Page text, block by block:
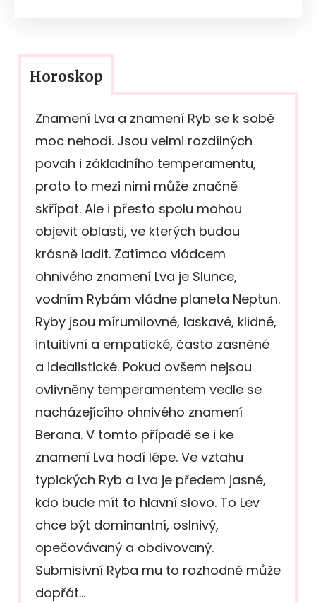
Horoskop
Znamení Lva a znamení Ryb se k sobě
moc nehodí. Jsou velmi rozdílných
povah i základního temperamentu,
proto to mezi nimi může značně
skřípat. Ale i přesto spolu mohou
objevit oblasti, ve kterých budou
krásně ladit. Zatímco vládcem
ohnivého znamení Lva je Slunce,
vodním Rybám vládne planeta Neptun.
Ryby jsou mírumilovné, laskavé, klidné,
intuitivní a empatické, často zasněné
a idealistické. Pokud ovšem nejsou
ovlivněny temperamentem vedle se
nacházejícího ohnivého znamení
Berana. V tomto případě se i ke
znamení Lva hodí lépe. Ve vztahu
typických Ryb a Lva je předem jasné,
kdo bude mít to hlavní slovo. To Lev
chce být dominantní, oslnivý,
opečovávaný a obdivovaný.
Submisivní Ryba mu to rozhodně může
dopřát…